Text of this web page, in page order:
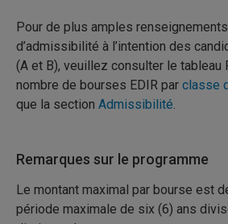
Pour de plus amples
d’admissibilité à l’intention des
(A et B), veuillez consulter le
nombre de bourses EDIR par classe
que la section Admissibilité.
Remarques sur le programme
Le montant maximal par bourse est
période maximale de six (6) ans